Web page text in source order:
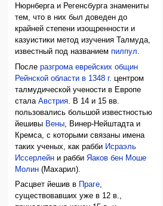
Нюрнберга и Регенсбурга знамениты
тем, что в них был доведен до
крайней степени изощренности и
казуистики метод изучения Талмуда,
известный под названиемпилпул.
Послеразгрома еврейских общин
Рейнской области в 1348 г. центром
талмудической учености в Европе
сталаАвстрия . В 14 и 15 вв.
пользовались большой известностью
йешивы Вены , Винер-Нейштадта и
Кремса, с которыми связаны имена
таких ученых, как рабби Исраэль
Иссерлейн и рабби Яаков бен Моше
Молин (Махарил).
Расцвет йешив в
Праге,
существовавших уже в 12 в.,